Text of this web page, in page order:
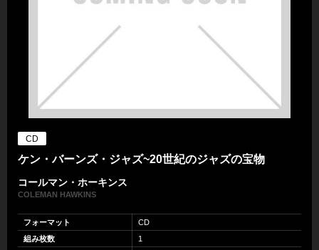
CD
ケン・バーンズ・ジャズ~20世紀のジャズの宝物
コールマン・ホーキンス
COLEMAN HAWKINS
フォーマット
CD
組み枚数
1